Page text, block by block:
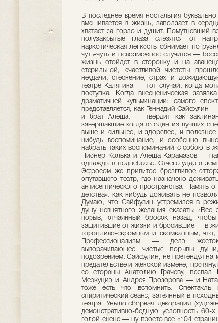
В последнее время ностальгия
вмешивается в жизнь, заползает в
хватает за горло и душит. Помутневший
полузакрытые глаза слезятся от
наркотическая легкость обнимает
чуть-чуть и невозможное случится —
жизнь отойдет в сторонку и на
стерильной, счастливой чистоты
неудачи, стеснение, страх и
театре Калягина — тот случай, когда
поступка. Когда внесценическая
драматичней кульминации: самого
представляется, как Геннадий Сайфулин
и брат Алеша, — твердит как
завершавшие когда-то один из лучших
выше и сильнее, и здоровее, и
нибудь воспоминание, и особенно
набрать таких воспоминаний с собою в
Пионер Колька и Алеша Карамазов —
однажды в поднебесье. Отчего удар о
Эфросом же привитое брезгливое
опутавшего театр, где назначено
антисептического пространства. Память
детства», как-нибудь доживать не
Думаю, что Сайфулин устремился в
душу невнятного желания сказать:
порыв, отчаянный бросок назад,
защитившие от жизни и бросившие — в
торопливо-скромным и скомканным,
Профессионализм — дело
выворачивающее чистые порывы
подозрением. Сайфулин, не претендуя на
предательстве и женской измене,
со стороны Анатолию Грачеву, позвал
Меркуцио и Андрея Прозорова — и
тоже есть что вспомнить.
спиритический сеанс, затеянный в
театра. Уныло-сборная декорация
демонстративно-бедную условность
голой сцене — ну просто все «104